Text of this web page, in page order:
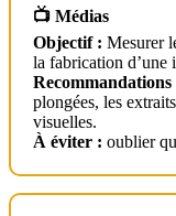
📺 Médias
Objectif : Mesurer
la fabrication d’une
Recommandations
plongées, les
visuelles.
À éviter : oublier